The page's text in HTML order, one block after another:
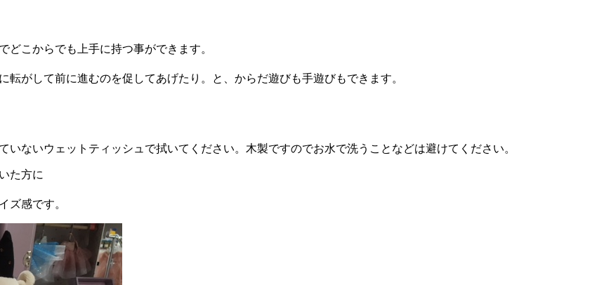
どこからでも上手に持つ事ができます。
転がして前に進むのを促してあげたり。と、からだ遊びも手遊びもできます。
ないウェットティッシュで拭いてください。木製ですのでお水で洗うことなどは避けてください。
た方に
ズ感です。